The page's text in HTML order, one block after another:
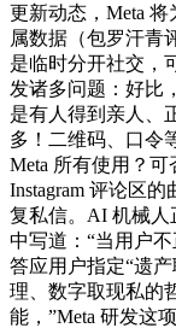
更新动态，Meta
属数据（包罗汗青
是临时分开社交，
发诸多问题：好比
是有人得到亲人、
多！二维码、口令
Meta 所有使用？可
Instagram 评论区
复私信。AI 机械人
中写道：“当用户
答应用户指定“遗
理、数字取现私的
能，”Meta 研发这